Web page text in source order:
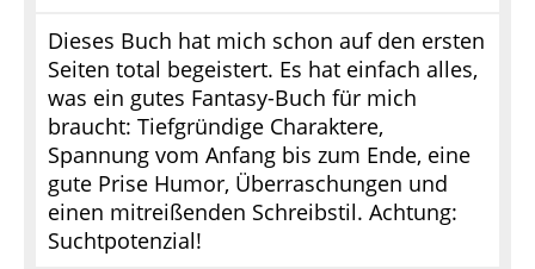
Dieses Buch hat mich schon auf den ersten
Seiten total begeistert. Es hat einfach alles,
was ein gutes Fantasy-Buch für mich
braucht: Tiefgründige Charaktere,
Spannung vom Anfang bis zum Ende, eine
gute Prise Humor, Überraschungen und
einen mitreißenden Schreibstil. Achtung:
Suchtpotenzial!